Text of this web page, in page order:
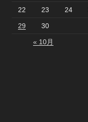
22 23 24
29 30
« 10月